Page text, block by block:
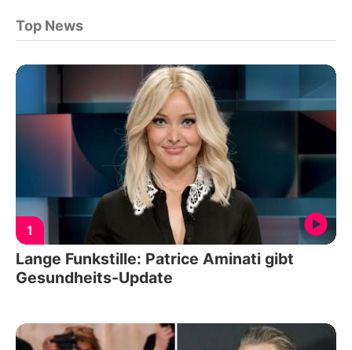
Top News
1
Lange Funkstille: Patrice Aminati gibt
Gesundheits-Update